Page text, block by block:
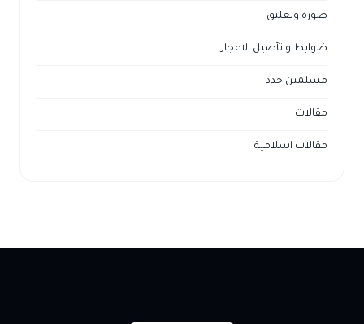
صورة وتعليق
ضوابط و تأصيل الاعجاز
مسلمين جدد
مقالات
مقالات اسلامية